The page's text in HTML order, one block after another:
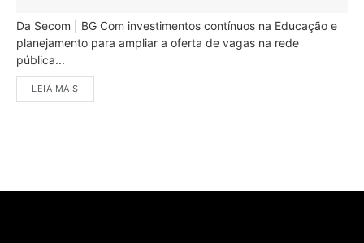
Da Secom | BG Com investimentos contínuos na Educação e
planejamento para ampliar a oferta de vagas na rede
pública...
LEIA MAIS